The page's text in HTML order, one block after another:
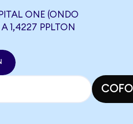
ONE (ONDO
1,4227 PPLTON